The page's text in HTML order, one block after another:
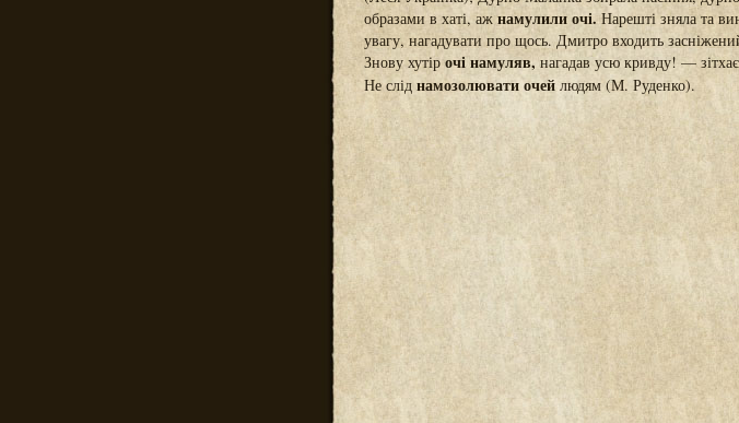
образами в хаті, ажнамулили очі.Нарешті зняла та
увагу, нагадувати про щось. Дмитро входить
Знову хутір очі намуляв, нагадав усю кривду! —
Не слід намозолювати очей людям (М. Руденко).